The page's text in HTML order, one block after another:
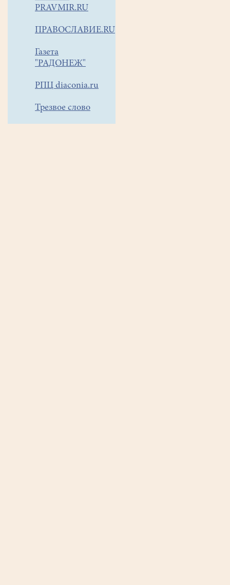
PRAVMIR.RU
ПРАВОСЛАВИЕ.RU
Газета
"РАДОНЕЖ"
РПЦ diaconia.ru
Трезвое слово